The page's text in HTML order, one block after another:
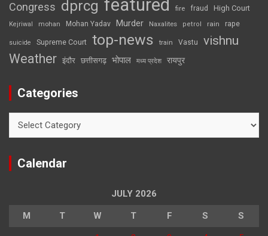
Congress dprcg featured fire fraud High Court
Kejriwal mohan Mohan Yadav Murder Naxalites petrol rain rape
suicide Supreme Court top-news train Vastu vishnu
Weather इंदौर छत्तीसगढ़ भोपाल मध्य प्रदेश रायपुर
Categories
Calendar
JULY 2026
M T W T F S S